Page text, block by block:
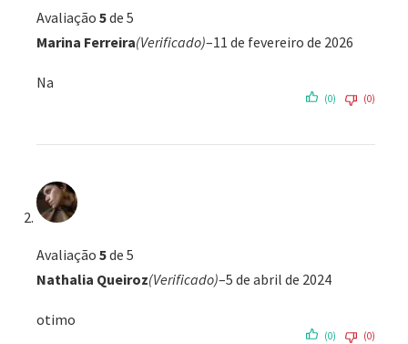
Avaliação 5de 5
Marina Ferreira(Verificado)–11 de fevereiro de 2026
Na
(0) (0)
Avaliação 5de 5
Nathalia Queiroz(Verificado)–5 de abril de 2024
otimo
(0) (0)